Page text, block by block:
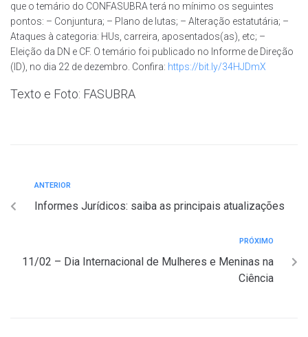
que o temário do CONFASUBRA terá no mínimo os seguintes
pontos: – Conjuntura; – Plano de lutas; – Alteração estatutária; –
Ataques à categoria: HUs, carreira, aposentados(as), etc; –
Eleição da DN e CF. O temário foi publicado no Informe de Direção
(ID), no dia 22 de dezembro. Confira: https://bit.ly/34HJDmX
Texto e Foto: FASUBRA
ANTERIOR
Informes Jurídicos: saiba as principais atualizações
PRÓXIMO
11/02 – Dia Internacional de Mulheres e Meninas na
Ciência